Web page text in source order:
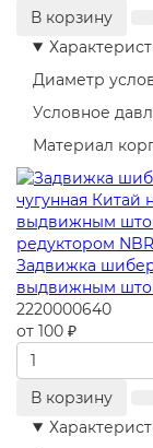
В корзину
Диаметр
Условное
Материал
Задвижка
выдвижным
2220000640
от 100 ₽
В корзину